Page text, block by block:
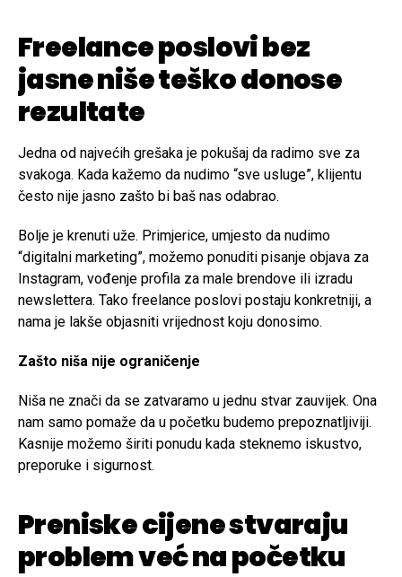
Freelance poslovi bez
jasne niše teško donose
rezultate
Jedna od najvećih grešaka je pokušaj da radimo sve za
svakoga. Kada kažemo da nudimo “sve usluge”, klijentu
često nije jasno zašto bi baš nas odabrao.
Bolje je krenuti uže. Primjerice, umjesto da nudimo
“digitalni marketing”, možemo ponuditi pisanje objava za
Instagram, vođenje profila za male brendove ili izradu
newslettera. Tako freelance poslovi postaju konkretniji, a
nama je lakše objasniti vrijednost koju donosimo.
Zašto niša nije ograničenje
Niša ne znači da se zatvaramo u jednu stvar zauvijek. Ona
nam samo pomaže da u početku budemo prepoznatljiviji.
Kasnije možemo širiti ponudu kada steknemo iskustvo,
preporuke i sigurnost.
Preniske cijene stvaraju
problem već na početku